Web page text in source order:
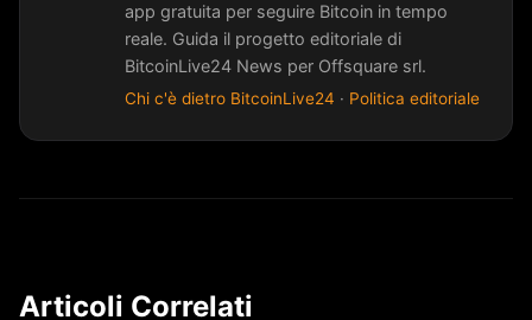
app gratuita per seguire Bitcoin in tempo
reale. Guida il progetto editoriale di
BitcoinLive24 News per Offsquare srl.
Chi c'è dietro BitcoinLive24 · Politica editoriale
Articoli Correlati